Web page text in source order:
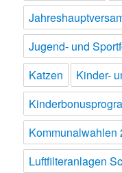
Jugend- und
Katzen
Kinder-
Kommunalwahlen
Luftfilteranlagen